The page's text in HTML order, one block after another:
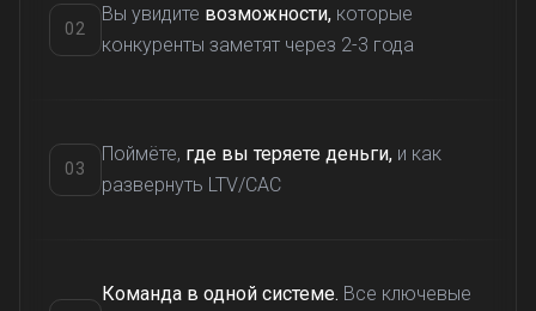
02
Вы увидите возможности, которые
конкуренты заметят через 2-3 года
03
Поймёте, где вы теряете деньги, и как
развернуть LTV/CAC
Команда в одной системе. Все ключевые
Проработка своего бизнеса по шаблонам
с проверенными инструментами и AI